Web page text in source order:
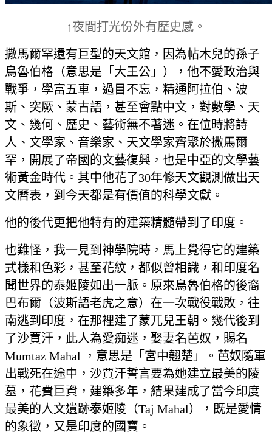
↑夜間打光份外有歷史感。
撒馬爾罕還有巨型的天文館，因為帖木兒的孫子
烏魯伯格（意思是「大王公」），他不愛政治與
戰爭，學富五車，過目不忘，精通阿拉伯、波
斯、突厥、蒙古語，甚至會點中文，對數學、天
文、幾何、歷史、藝術無不著迷。在位時將詩
人、文學家、音樂家、天文學家齊聚於撒馬爾
罕，開展了帝國的文藝復興，也是中亞的文學藝
術黃金時代。其中他花了30年修天文觀測做出天
文曆表，到今天都是有價值的科學文獻。
他的後代更把他特有的建築精髓帶到了印度。
也難怪，我一見到神學院時，馬上覺得它的建築
式樣和色彩，甚至花紋，都似曾相識，和印度名
聞世界的泰姬陵如出一脈。原來烏魯伯格的後裔
巴布爾（波斯語老虎之意）在一次戰役戰敗，往
南逃到印度，在那裡建了蒙兀兒王朝。幾代後到
了沙賈汗，此人為愛痴迷，娶妻名芭奴，賜名
Mumtaz Mahal ，意思是「宮中翹楚」。芭奴隨軍
出戰死在途中，沙賈汗誓言要為她建立最美的陵
墓，花費巨資，建築多年，結果建成了當今印度
最美的人文遺跡泰姬陵（Taj Mahal），既是愛情
的象徵，又是印度的國寶。